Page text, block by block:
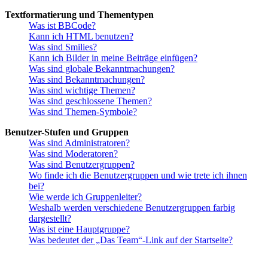
Textformatierung und Thementypen
Was ist BBCode?
Kann ich HTML benutzen?
Was sind Smilies?
Kann ich Bilder in meine Beiträge einfügen?
Was sind globale Bekanntmachungen?
Was sind Bekanntmachungen?
Was sind wichtige Themen?
Was sind geschlossene Themen?
Was sind Themen-Symbole?
Benutzer-Stufen und Gruppen
Was sind Administratoren?
Was sind Moderatoren?
Was sind Benutzergruppen?
Wo finde ich die Benutzergruppen und wie trete ich ihnen
bei?
Wie werde ich Gruppenleiter?
Weshalb werden verschiedene Benutzergruppen farbig
dargestellt?
Was ist eine Hauptgruppe?
Was bedeutet der „Das Team“-Link auf der Startseite?